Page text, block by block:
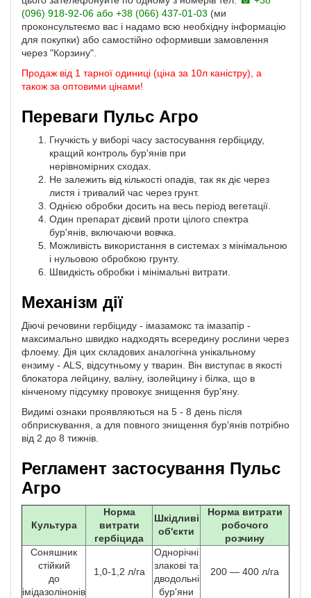
(096) 918-92-06 або +38 (066) 437-01-03 (ми
проконсультеємо вас і надамо всю необхідну інформацію
для покупки) або самостійно оформивши замовлення
через "Корзину".
Продаж від 1 тарної одиниці (ціна за 10л каністру), а
також за оптовими цінами!
Переваги Пульс Агро
Гнучкість у виборі часу застосування гербіциду,
кращий контроль бур'янів при
нерівномірних сходах.
Не залежить від кількості опадів, так як діє через
листя і тривалий час через грунт.
Однією обробки досить на весь період вегетації.
Один препарат дієвий проти цілого спектра
бур'янів, включаючи вовчка.
Можливість використання в системах з мінімальною
і нульовою обробкою грунту.
Швидкість обробки і мінімальні витрати.
Механізм дії
Діючі речовини гербіциду - імазамокс та імазапір -
максимально швидко надходять всередину рослини через
флоему. Дія цих складових аналогічна унікальному
ензиму - ALS, відсутньому у тварин. Він виступає в якості
блокатора лейцину, валіну, ізолейцину і білка, що в
кінченому підсумку провокує знищення бур'яну.
Видимі ознаки проявляються на 5 - 8 день після
обприскування, а для повного знищення бур'янів потрібно
від 2 до 8 тижнів.
Регламент застосування Пульс
Агро
Культура
Норма
витрати
гербіцида
Шкідливі
об'єкти
Норма витрати
робочого
розчину
Соняшник
стійкий
до
імідазолінонів
1,0-1,2 л/га
Однорічні
злакові та
дводольні
бур'яни
200 — 400 л/га